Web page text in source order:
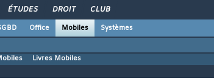
ÉTUDES DROIT CLUB
Office Mobiles
Systèmes
Livres Mobiles